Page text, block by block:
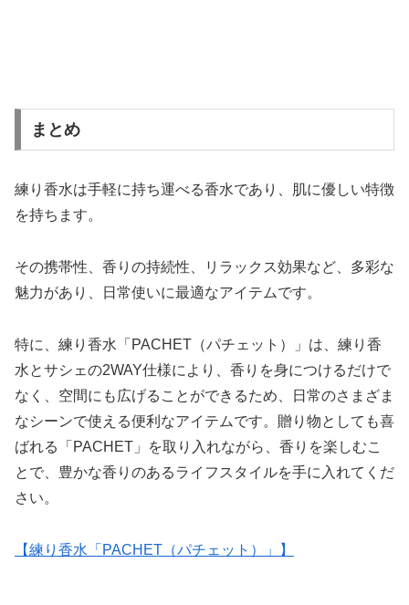
まとめ
練り香水は手軽に持ち運べる香水であり、肌に優しい特徴
を持ちます。
その携帯性、香りの持続性、リラックス効果など、多彩な
魅力があり、日常使いに最適なアイテムです。
特に、練り香水「PACHET（パチェット）」は、練り香
水とサシェの2WAY仕様により、香りを身につけるだけで
なく、空間にも広げることができるため、日常のさまざま
なシーンで使える便利なアイテムです。贈り物としても喜
ばれる「PACHET」を取り入れながら、香りを楽しむこ
とで、豊かな香りのあるライフスタイルを手に入れてくだ
さい。
【練り香水「PACHET（パチェット）」】